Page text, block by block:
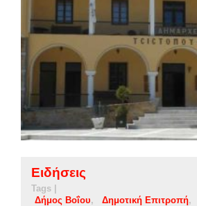
Ειδήσεις
Tags |
Δήμος Βοΐου
Δημοτική Επιτροπή